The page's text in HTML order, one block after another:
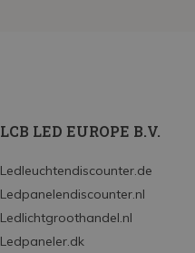
LCB LED EUROPE B.V.
Ledleuchtendiscounter.de
Ledpanelendiscounter.nl
Ledlichtgroothandel.nl
Ledpaneler.dk